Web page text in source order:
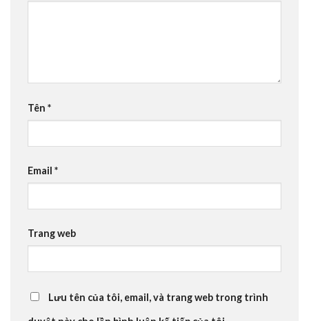
Tên *
Email *
Trang web
Lưu tên của tôi, email, và trang web trong trình